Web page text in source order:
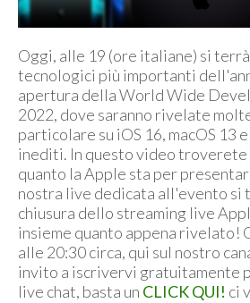
Oggi, alle 19 (ore italiane) si
tecnologici più importanti
apertura della World Wide
2022, dove saranno rivelate
particolare su iOS 16, macOS 13
inediti. In questo video troverete
quanto la Apple sta per
nostra live dedicata all'evento si
chiusura dello streaming live
insieme quanto appena rivelato!
alle 20:30 circa, qui sul nostro
invito a iscrivervi gratuitamente
live chat, basta un CLICK QUI! ci